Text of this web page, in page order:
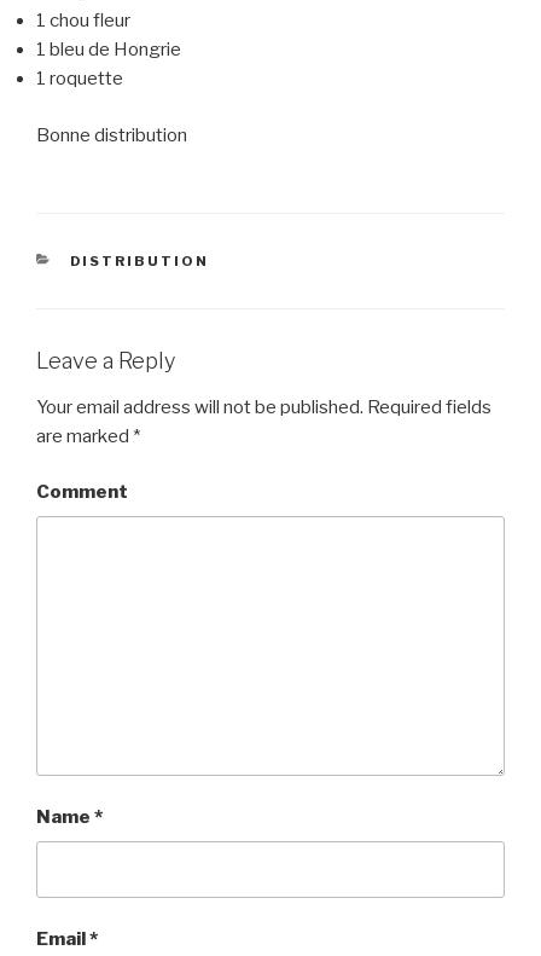
1 chou fleur
1 bleu de Hongrie
1 roquette
Bonne distribution
CATEGORIES
DISTRIBUTION
Leave a Reply
Your email address will not be published. Required fields
are marked *
Comment
Name *
Email*